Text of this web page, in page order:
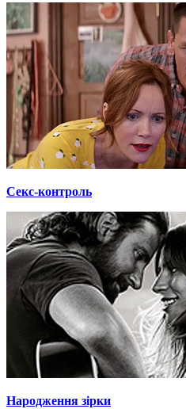
Секс-контроль
Народження зірки